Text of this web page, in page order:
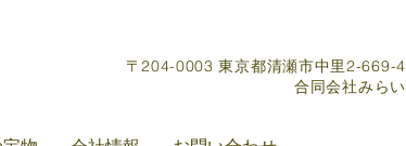
〒204-0003 東京都清瀬市中里2-669-4
​合同会社みらい